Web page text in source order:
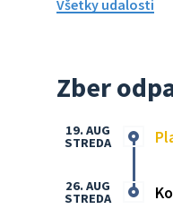
Všetky udalosti
Zber
19. AUG
STREDA
26. AUG
STREDA